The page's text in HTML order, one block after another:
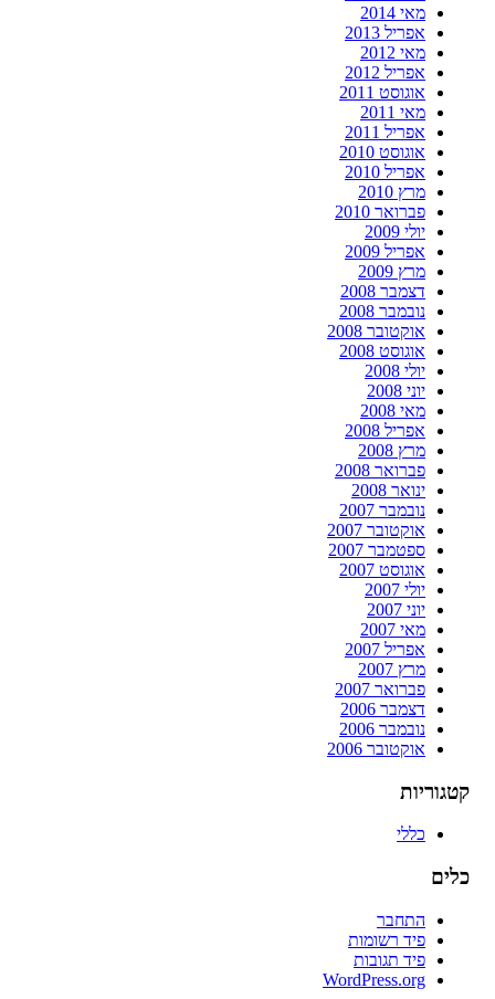
מאי 2014
אפריל 2013
מאי 2012
אפריל 2012
אוגוסט 2011
מאי 2011
אפריל 2011
אוגוסט 2010
אפריל 2010
מרץ 2010
פברואר 2010
יולי 2009
אפריל 2009
מרץ 2009
דצמבר 2008
נובמבר 2008
אוקטובר 2008
אוגוסט 2008
יולי 2008
יוני 2008
מאי 2008
אפריל 2008
מרץ 2008
פברואר 2008
ינואר 2008
נובמבר 2007
אוקטובר 2007
ספטמבר 2007
אוגוסט 2007
יולי 2007
יוני 2007
מאי 2007
אפריל 2007
מרץ 2007
פברואר 2007
דצמבר 2006
נובמבר 2006
אוקטובר 2006
קטגוריות
כללי
כלים
התחבר
פיד רשומות
פיד תגובות
WordPress.org